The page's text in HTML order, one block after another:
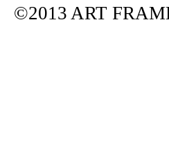
©2013 ART